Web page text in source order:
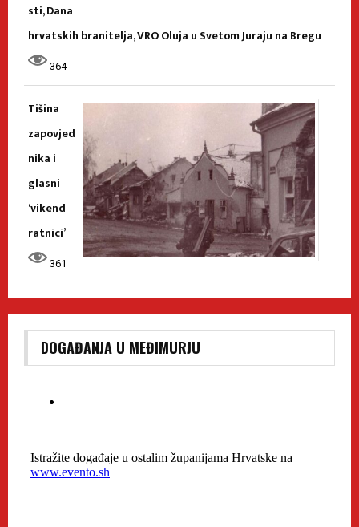
sti, Dana
hrvatskih branitelja, VRO Oluja u Svetom Juraju na Bregu
364
Tišina
zapovjed
nika i
glasni
‘vikend
ratnici’
361
DOGAĐANJA U MEĐIMURJU